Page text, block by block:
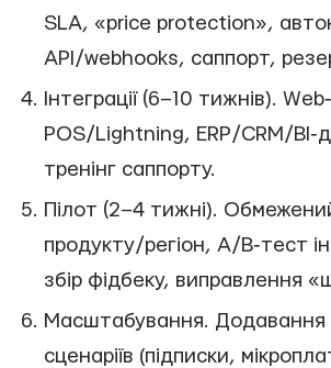
SLA, «price protection»,
API/webhooks, саппорт,
Інтеграції (6–10 тижнів).
POS/Lightning, ERP/CRM/
тренінг саппорту.
Пілот (2–4 тижні).
продукту/регіон, A/B‑тест
збір фідбеку, виправлення
Масштабування. Додавання
сценаріїв (підписки,